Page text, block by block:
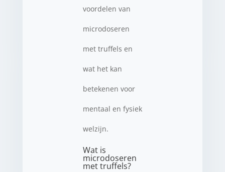
voordelen van
microdoseren
met truffels en
wat het kan
betekenen voor
mentaal en fysiek
welzijn.
Wat is
microdoseren
met truffels?